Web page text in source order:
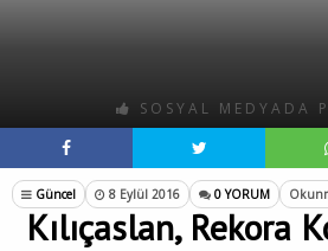
SOSYAL MEDYADA
Güncel 8 Eylül 2016 0 YORUM
Kılıçaslan, Rekora